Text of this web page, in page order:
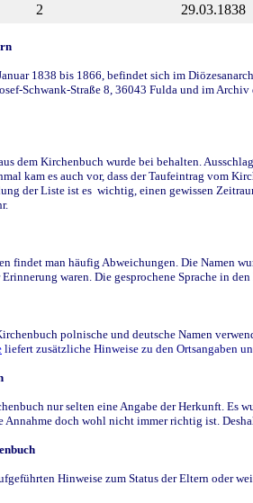
2 29.03.1838
1838 bis 1866, befindet sich im
Schwank-Straße 8, 36043 Fulda und im
dem Kirchenbuch wurde bei behalten.
kam es auch vor, dass der Taufeintrag vom
der Liste ist es wichtig, einen gewissen
findet man häufig Abweichungen. Die Namen
waren. Die gesprochene Sprache in
polnische und deutsche Namen
liefert zusätzliche Hinweise zu den Ortsangaben
nur selten eine Angabe der Herkunft. Es
Annahme doch wohl nicht immer richtig ist.
Hinweise zum Status der Eltern oder